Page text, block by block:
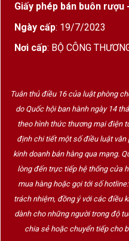
Giấy phép bán buôn rượu
Ngày cấp: 19/7/2023
Nơi cấp: BỘ CÔNG
Tuân thủ điều 16 của luật phòng
do Quốc hội ban hành ngày 14
theo hình thức thương mại điện
định chi tiết một số điều luật văn
kinh doanh bán hàng qua mạng.
lòng đến trực tiếp hệ thống cửa
mua hàng hoặc gọi tới số
trách nhiệm, đồng ý với các điều
dành cho những người trong độ
chia sẻ hoặc chuyển tiếp cho